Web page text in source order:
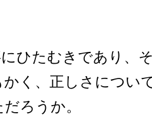
ひたむきであり、
く、正しさについ
ろうか。